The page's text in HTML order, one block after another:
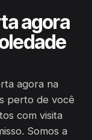
agora
agora na
perto de você
com visita
Somos a